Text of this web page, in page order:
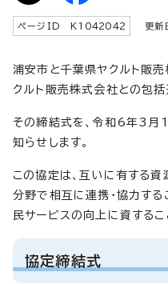
ページID K 1042042 更
浦安市と千葉県ヤクルト販売
クルト販売株式会社との包括
その締結式を、令和6年3月
知らせします。
この協定は、互いに有する
分野で相互に連携・協力す
民サービスの向上に資する
協定締結式